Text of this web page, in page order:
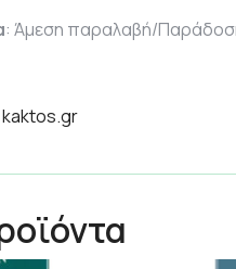
: Άμεση παραλαβή/
kaktos.gr